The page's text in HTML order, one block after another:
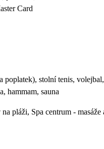
Card
poplatek), stolní tenis,
hammam, sauna
pláži, Spa centrum -